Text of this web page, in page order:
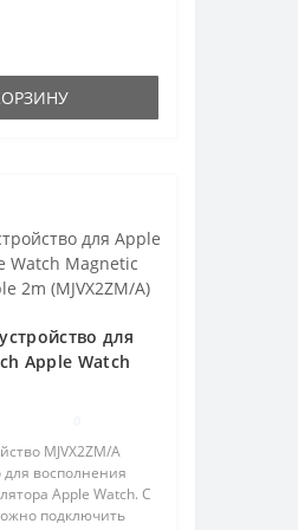
для
Apple Watch
MJVX2ZM/A
восполнения
Apple Watch. С
подключить